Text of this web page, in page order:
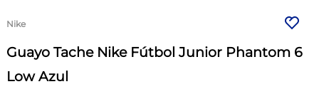
Nike
Guayo Tache Nike Fútbol Junior Phantom 6
Low Azul